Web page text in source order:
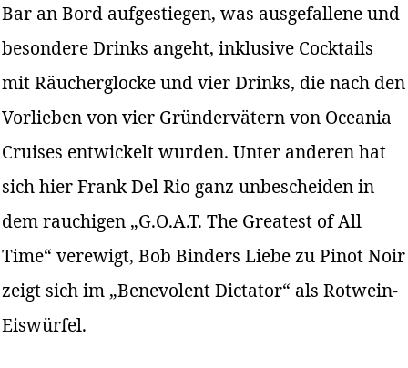
Bar an Bord aufgestiegen, was ausgefallene und
besondere Drinks angeht, inklusive Cocktails
mit Räucherglocke und vier Drinks, die nach den
Vorlieben von vier Gründervätern von Oceania
Cruises entwickelt wurden. Unter anderen hat
sich hier Frank Del Rio ganz unbescheiden in
dem rauchigen „G.O.A.T. The Greatest of All
Time“ verewigt, Bob Binders Liebe zu Pinot Noir
zeigt sich im „Benevolent Dictator“ als Rotwein-
Eiswürfel.